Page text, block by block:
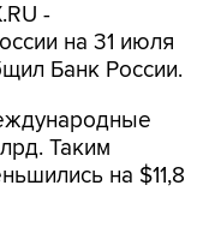
-
на 31 июля
Банк России.
Таким
на $11,8